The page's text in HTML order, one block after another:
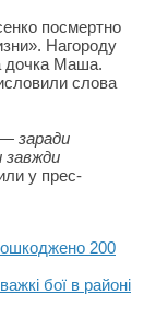
посмертно
Нагороду
дочка Маша.
слова
заради
завжди
у прес-
200
бої в районі